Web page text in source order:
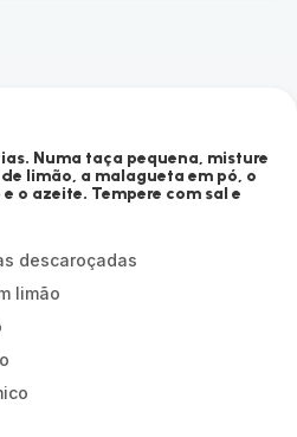
Numa taça pequena, misture
limão, a malagueta em pó, o
o azeite. Tempere com sal e
descaroçadas
limão